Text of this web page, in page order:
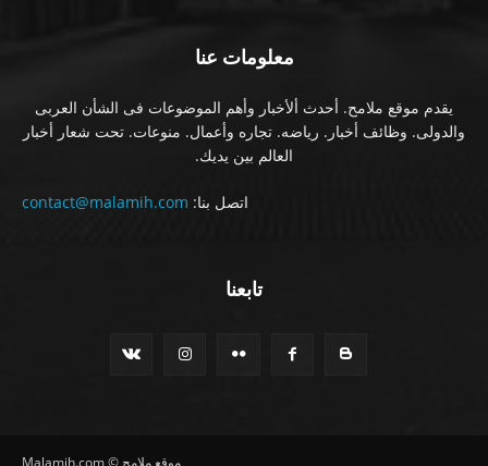
معلومات عنا
يقدم موقع ملامح. أحدث ألأخبار وأهم الموضوعات فى الشأن العربى
والدولى. وظائف أخبار. رياضه. تجاره وأعمال. منوعات. تحت شعار أخبار
العالم بين يديك.
اتصل بنا: contact@malamih.com
تابعنا